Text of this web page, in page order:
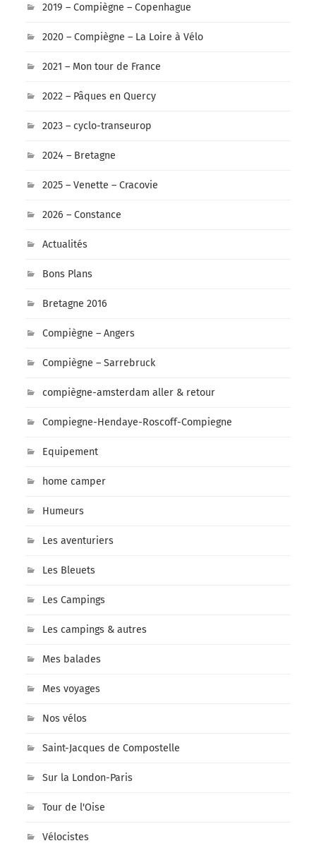
2019 – Compiègne – Copenhague
2020 – Compiègne – La Loire à Vélo
2021 – Mon tour de France
2022 – Pâques en Quercy
2023 – cyclo-transeurop
2024 – Bretagne
2025 – Venette – Cracovie
2026 – Constance
Actualités
Bons Plans
Bretagne 2016
Compiègne – Angers
Compiègne – Sarrebruck
compiègne-amsterdam aller & retour
Compiegne-Hendaye-Roscoff-Compiegne
Equipement
home camper
Humeurs
Les aventuriers
Les Bleuets
Les Campings
Les campings & autres
Mes balades
Mes voyages
Nos vélos
Saint-Jacques de Compostelle
Sur la London-Paris
Tour de l'Oise
Vélocistes